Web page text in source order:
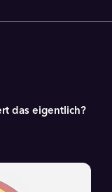
das eigentlich?